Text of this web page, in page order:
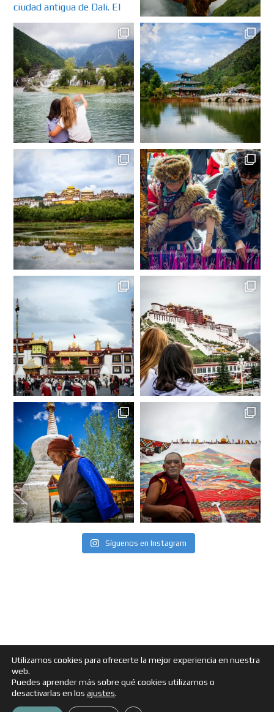
Síguenos en Instagram
ZonaDtransito - Blog de Viajes © 2013 - 2024 |
AVISO LEGAL - POLÍTICA DE PRIVACIDAD - COOKIES
Utilizamos cookies para ofrecerte la mejor experiencia en nuestra
web.
Puedes aprender más sobre qué cookies utilizamos o
desactivarlas en los ajustes.